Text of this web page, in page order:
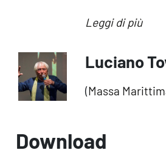
Leggi di più
Luciano
(Massa
Download